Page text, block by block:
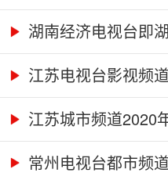
湖南经济电视台即
江苏电视台影视频
江苏城市频道2020
常州电视台都市频